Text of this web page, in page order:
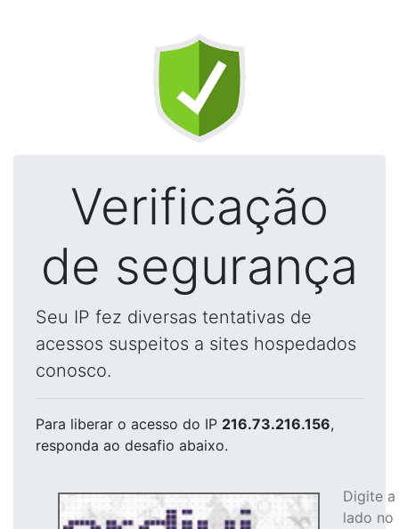
Verificação
de segurança
Seu IP fez diversas tentativas de
acessos suspeitos a sites hospedados
conosco.
Para liberar o acesso do IP 216.73.216.156,
responda ao desafio abaixo.
Digite
lado no